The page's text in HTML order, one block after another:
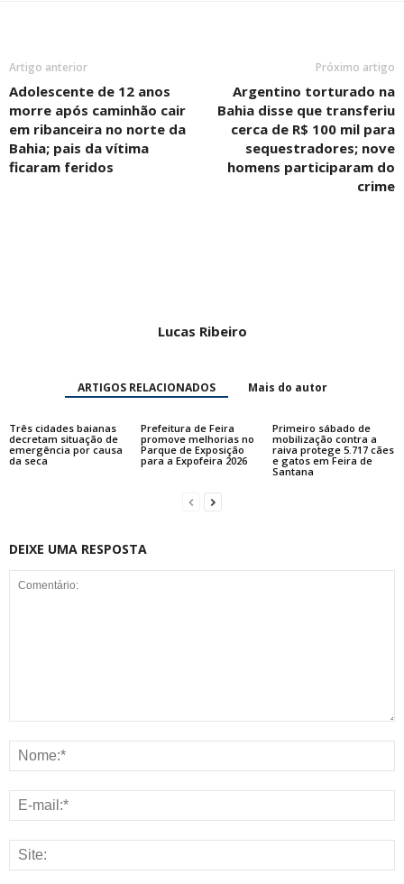
Artigo anterior
Adolescente de 12 anos
morre após caminhão cair
em ribanceira no norte da
Bahia; pais da vítima
ficaram feridos
Próximo artigo
Argentino torturado na
Bahia disse que transferiu
cerca de R$ 100 mil para
sequestradores; nove
homens participaram do
crime
Lucas Ribeiro
ARTIGOS RELACIONADOS Mais do autor
Três cidades baianas
decretam situação de
emergência por causa
da seca
Prefeitura de Feira
promove melhorias no
Parque de Exposição
para a Expofeira 2026
Primeiro sábado de
mobilização contra a
raiva protege 5.717 cães
e gatos em Feira de
Santana
DEIXE UMA RESPOSTA